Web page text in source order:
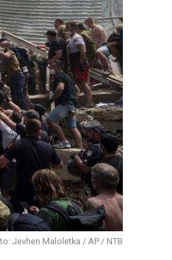
Jevhen Maloletka / AP / NTB